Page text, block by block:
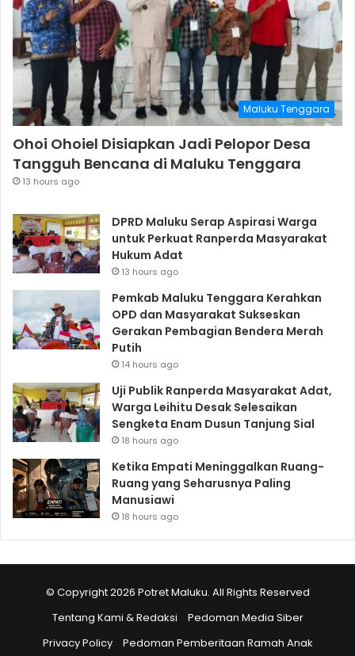
Maluku Tenggara
Ohoi Ohoiel Disiapkan Jadi Pelopor Desa
Tangguh Bencana di Maluku Tenggara
13 hours ago
DPRD Maluku Serap Aspirasi Warga
untuk Perkuat Ranperda Masyarakat
Hukum Adat
13 hours ago
Pemkab Maluku Tenggara Kerahkan
OPD dan Masyarakat Sukseskan
Gerakan Pembagian Bendera Merah
Putih
14 hours ago
Uji Publik Ranperda Masyarakat Adat,
Warga Leihitu Desak Selesaikan
Sengketa Enam Dusun Tanjung Sial
18 hours ago
Ketika Empati Meninggalkan Ruang-
Ruang yang Seharusnya Paling
Manusiawi
18 hours ago
© Copyright 2026 Potret Maluku. All Rights Reserved
Tentang Kami & Redaksi
Pedoman Media Siber
Privacy Policy
Pedoman Pemberitaan Ramah Anak